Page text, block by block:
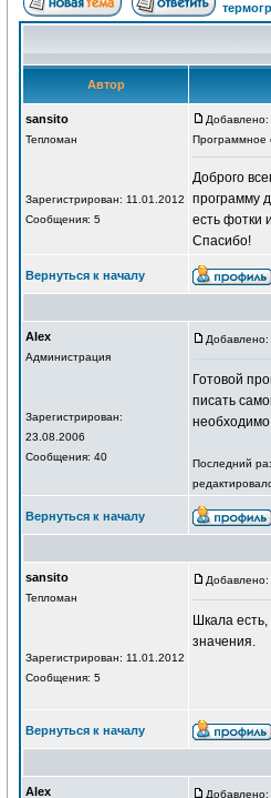
Автор
sansito
Тепломан
Зарегистрирован: 11.01.2012
Сообщения: 5
Программное
Доброго
программу
есть фотки
Спасибо!
Вернуться к началу
Alex
Администрация
Зарегистрирован:
23.08.2006
Сообщения: 40
Готовой
писать
Последний
Вернуться к началу
sansito
Тепломан
Зарегистрирован: 11.01.2012
Сообщения: 5
Шкала
значения.
Вернуться к началу
Alex